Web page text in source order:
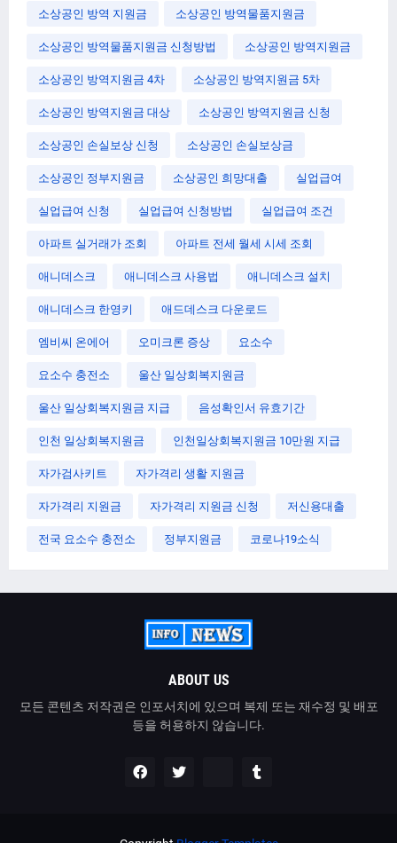
소상공인 방역 지원금 소상공인 방역물품지원금
소상공인 방역물품지원금 신청방법 소상공인 방역지원금
소상공인 방역지원금 4차 소상공인 방역지원금 5차
소상공인 방역지원금 대상 소상공인 방역지원금 신청
소상공인 손실보상 신청 소상공인 손실보상금
소상공인 정부지원금 소상공인 희망대출 실업급여
실업급여 신청 실업급여 신청방법 실업급여 조건
아파트 실거래가 조회 아파트 전세 월세 시세 조회
애니데스크 애니데스크 사용법 애니데스크 설치
애니데스크 한영키 애드데스크 다운로드
엠비씨 온에어 오미크론 증상 요소수
요소수 충전소 울산 일상회복지원금
울산 일상회복지원금 지급 음성확인서 유효기간
인천 일상회복지원금 인천일상회복지원금 10만원 지급
자가검사키트 자가격리 생활 지원금
자가격리 지원금 자가격리 지원금 신청 저신용대출
전국 요소수 충전소 정부지원금 코로나19소식
ABOUT US
모든 콘텐츠 저작권은 인포서치에 있으며 복제 또는 재수정 및 배포
등을 허용하지 않습니다.